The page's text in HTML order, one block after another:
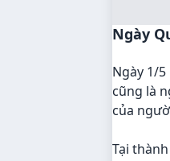
Ngày
Ngày 1/
cũng là
của
Tại